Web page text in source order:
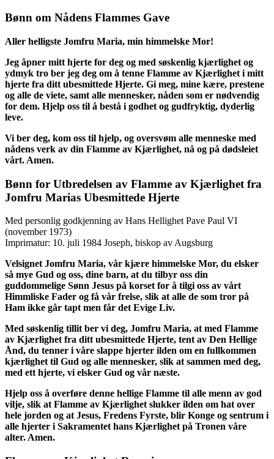
Bønn om Nådens Flammes Gave
Aller helligste Jomfru Maria, min himmelske Mor!
Jeg åpner mitt hjerte for deg og med søskenlig kjærlighet og
ydmyk tro ber jeg deg om å tenne Flamme av Kjærlighet i mitt
hjerte fra ditt ubesmittede Hjerte. Gi meg, mine kære, prestene
og alle de viete, samt alle mennesker, nåden som er nødvendig
for dem. Hjelp oss til å bestå i godhet og gudfryktig, dyderlig
leve.
Vi ber deg, kom oss til hjelp, og oversvøm alle menneske med
nådens verk av din Flamme av Kjærlighet, nå og på dødsleiet
vårt. Amen.
Bønn for Utbredelsen av Flamme av Kjærlighet fra
Jomfru Marias Ubesmittede Hjerte
Med personlig godkjenning av Hans Hellighet Pave Paul VI
(november 1973)
Imprimatur: 10. juli 1984 Joseph, biskop av Augsburg
Velsignet Jomfru Maria, vår kjære himmelske Mor, du elsker
så mye Gud og oss, dine barn, at du tilbyr oss din
guddommelige Sønn Jesus på korset for å tilgi oss av vårt
Himmliske Fader og få vår frelse, slik at alle de som tror på
Ham ikke går tapt men får det Evige Liv.
Med søskenlig tillit ber vi deg, Jomfru Maria, at med Flamme
av Kjærlighet fra ditt ubesmittede Hjerte, tent av Den Hellige
Ånd, du tenner i våre slappe hjerter ilden om en fullkommen
kjærlighet til Gud og alle mennesker, slik at sammen med deg,
med ett hjerte, vi elsker Gud og vår næste.
Hjelp oss å overføre denne hellige Flamme til alle menn av god
vilje, slik at Flamme av Kjærlighet slukker ilden om hat over
hele jorden og at Jesus, Fredens Fyrste, blir Konge og sentrum i
alle hjerter i Sakramentet hans Kjærlighet på Tronen våre
alter. Amen.